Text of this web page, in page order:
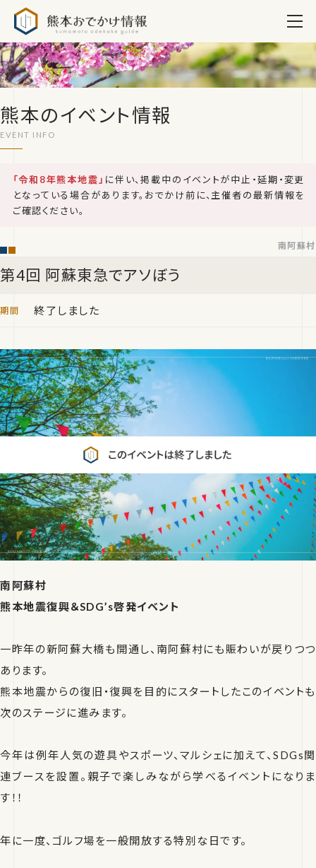
熊本のイベント情報
「令和8年熊本地震」 に伴い、掲載中のイベントが中止・延期・変更
となっている場合があります。おでかけ前に、主催者の最新情報を
ご確認ください。
第4回 阿蘇東急でアソぼう
南阿蘇村
終了しました
南阿蘇村
熊本地震復興＆SDG’s啓発イベント
一昨年の新阿蘇大橋も開通し、南阿蘇村にも賑わいが戻りつつ
あります。
熊本地震からの復旧・復興を目的にスタートしたこのイベントも
次のステージに進みます。
今年は例年人気の遊具やスポーツ、マルシェに加えて、SDGs関
連ブースを設置。親子で楽しみながら学べるイベントになりま
す！！
年に一度、ゴルフ場を一般開放する特別な日です。